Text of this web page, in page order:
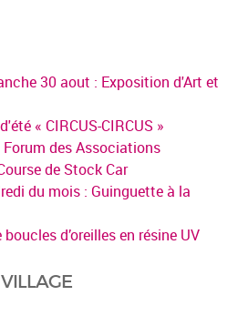
30 aout : Exposition d'Art et
« CIRCUS-CIRCUS »
des Associations
de Stock Car
du mois : Guinguette à la
d’oreilles en résine UV